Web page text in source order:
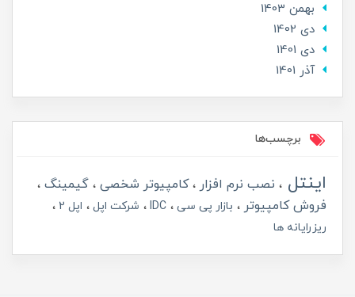
بهمن 1403
دی 1402
دی 1401
آذر 1401
برچسب‌ها
اینتل نصب نرم افزار کامپیوتر شخصی
گیمینگ
فروش کامپیوتر
بازار پی سی IDC شرکت اپل
اپل 2
ریزرایانه ها